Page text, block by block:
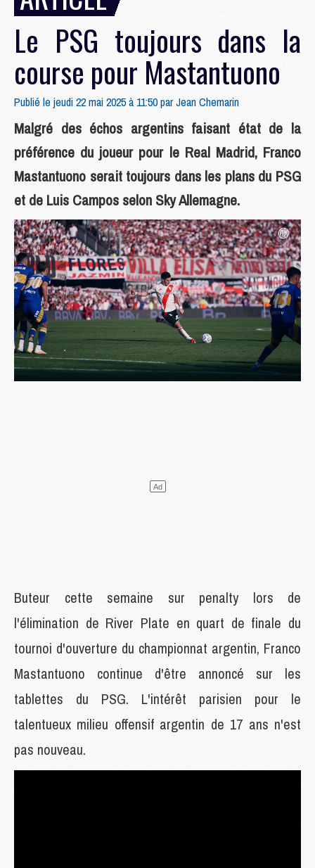
Le PSG toujours dans la
course pour Mastantuono
Publié le jeudi 22 mai 2025 à 11:50 parJean Chemarin
Malgré des échos argentins faisant état de la
préférence du joueur pour le Real Madrid, Franco
Mastantuono serait toujours dans les plans du PSG
et de Luis Campos selon Sky Allemagne.
Buteur cette semaine sur penalty lors de
l'élimination de River Plate en quart de finale du
tournoi d'ouverture du championnat argentin, Franco
Mastantuono continue d'être annoncé sur les
tablettes du PSG. L'intérêt parisien pour le
talentueux milieu offensif argentin de 17 ans n'est
pas nouveau.